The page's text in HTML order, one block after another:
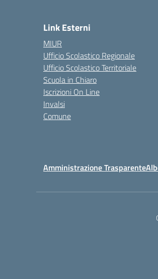
Link Esterni
MIUR
Ufficio Scolastico Regionale
Ufficio Scolastico Territoriale
Scuola in Chiaro
Iscrizioni On Line
Invalsi
Comune
Amministrazione Trasparente